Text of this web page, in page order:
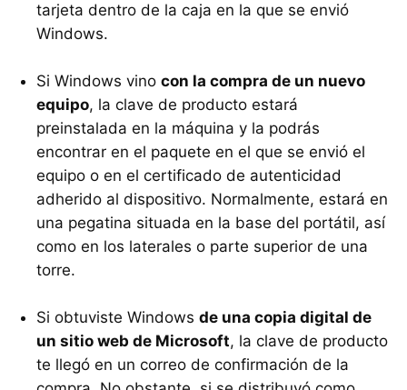
tarjeta dentro de la caja en la que se envió
Windows.
Si Windows vino con la compra de un nuevo
equipo, la clave de producto estará
preinstalada en la máquina y la podrás
encontrar en el paquete en el que se envió el
equipo o en el certificado de autenticidad
adherido al dispositivo. Normalmente, estará en
una pegatina situada en la base del portátil, así
como en los laterales o parte superior de una
torre.
Si obtuviste Windows de una copia digital de
un sitio web de Microsoft, la clave de producto
te llegó en un correo de confirmación de la